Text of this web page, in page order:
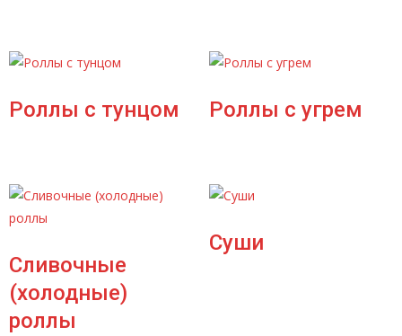
Роллы с тунцом Роллы с угрем
Сливочные
(холодные)
роллы
Суши